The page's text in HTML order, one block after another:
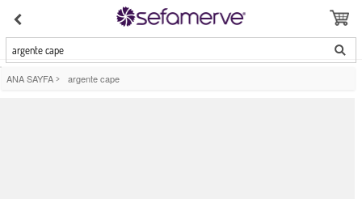
argente cape
ANA SAYFA > argente cape